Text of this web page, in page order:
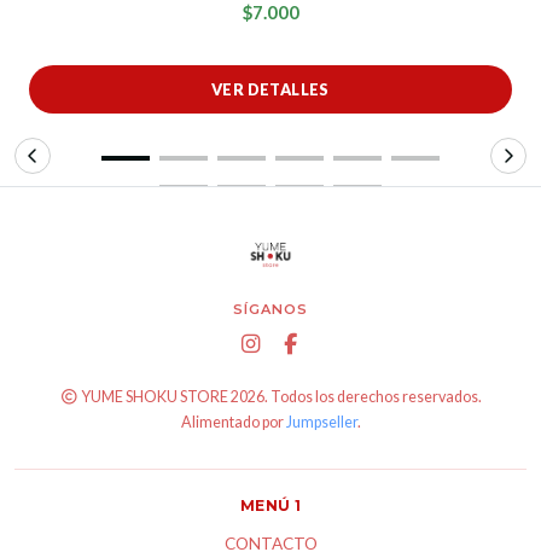
$7.000
VER DETALLES
SÍGANOS
YUME SHOKU STORE 2026. Todos los derechos reservados.
Alimentado porJumpseller.
MENÚ 1
CONTACTO